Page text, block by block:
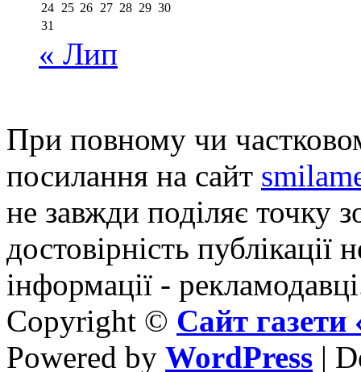
24 25 26 27 28 29 30
31
« Лип
При повному чи
посилання на сайт
не завжди поділяє точку
достовірність публікації
інформації -
Copyright © Сайт
Powered by WordPress |